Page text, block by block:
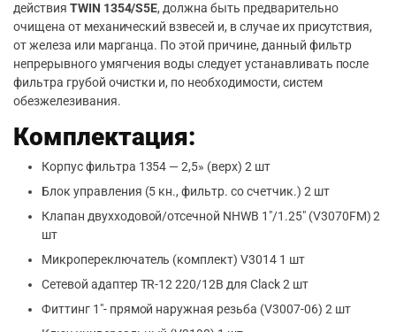
действия TWIN 1354/S5E, должна быть предварительно
очищена от механический взвесей и, в случае их присутствия,
от железа или марганца. По этой причине, данный фильтр
непрерывного умягчения воды следует устанавливать после
фильтра грубой очистки и, по необходимости, систем
обезжелезивания.
Комплектация:
Корпус фильтра 1354 — 2,5» (верх) 2 шт
Блок управления (5 кн., фильтр. со счетчик.) 2 шт
Клапан двухходовой/отсечной NHWB 1″/1.25″ (V3070FM) 2
шт
Микропереключатель (комплект) V3014 1 шт
Сетевой адаптер TR-12 220/12В для Clack 2 шт
Фиттинг 1″- прямой наружная резьба (V3007-06) 2 шт